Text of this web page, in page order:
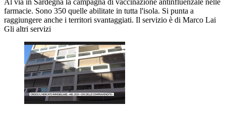
Al via in Sardegna la campagna di vaccinazione antinfluenzale nelle
farmacie. Sono 350 quelle abilitate in tutta l'isola. Si punta a
raggiungere anche i territori svantaggiati. Il servizio è di Marco Lai
Gli altri servizi